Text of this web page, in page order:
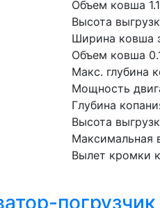
Объем ковша
Высота
Ширина ковша
Объем ковша
Макс. глубина
Мощность
Глубина
Высота
Максимальная
Вылет кромки
погрузчик